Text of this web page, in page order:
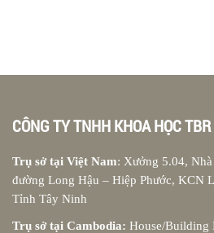
CÔNG TY TNHH KHOA HỌC TBR
Trụ sở tại Việt Nam: Xưởng 5.04,
đường Long Hậu – Hiệp Phước, KCN
Tỉnh Tây Ninh
Trụ sở tại Cambodia: House/